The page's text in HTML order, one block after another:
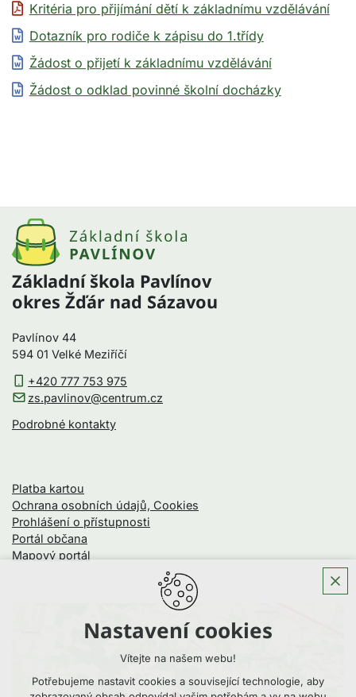
Kritéria pro přijímání dětí k základnímu vzdělávání
Dotazník pro rodiče k zápisu do 1.třídy
Žádost o přijetí k základnímu vzdělávání
Žádost o odklad povinné školní docházky
Základní škola Pavlínov
okres Žďár nad Sázavou
Pavlínov 44
594 01 Velké Meziříčí
+420 777 753 975
zs.pavlinov@centrum.cz
Podrobné kontakty
Platba kartou
Ochrana osobních údajů, Cookies
Prohlášení o přístupnosti
Portál občana
Mapový portál
Nastavení cookies
Vítejte na našem webu!
Potřebujeme nastavit cookies a související technologie, aby